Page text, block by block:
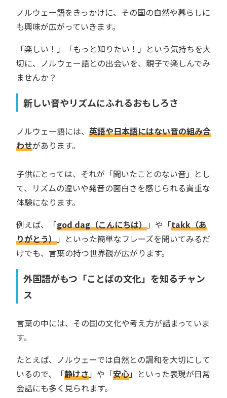
ノルウェー語をきっかけに、その国の自然や暮らしに
も興味が広がっていきます。
「楽しい！」「もっと知りたい！」という気持ちを大
切に、ノルウェー語との出会いを、親子で楽しんでみ
ませんか？
新しい音やリズムにふれるおもしろさ
ノルウェー語には、 英語や日本語にはない音の組み合
わせがあります。
子供にとっては、それが「聞いたことのない音」とし
て、リズムの違いや発音の面白さを感じられる貴重な
体験になります。
例えば、「god dag（こんにちは）」や「takk（あ
りがとう）」といった簡単なフレーズを聞いてみるだ
けでも、言葉の持つ世界観が広がります。
外国語がもつ「ことばの文化」を知るチャン
ス
言葉の中には、その国の文化や考え方が詰まっていま
す。
たとえば、ノルウェーでは自然との調和を大切にして
いるので、「静けさ」や「安心」といった表現が日常
会話にも多く見られます。